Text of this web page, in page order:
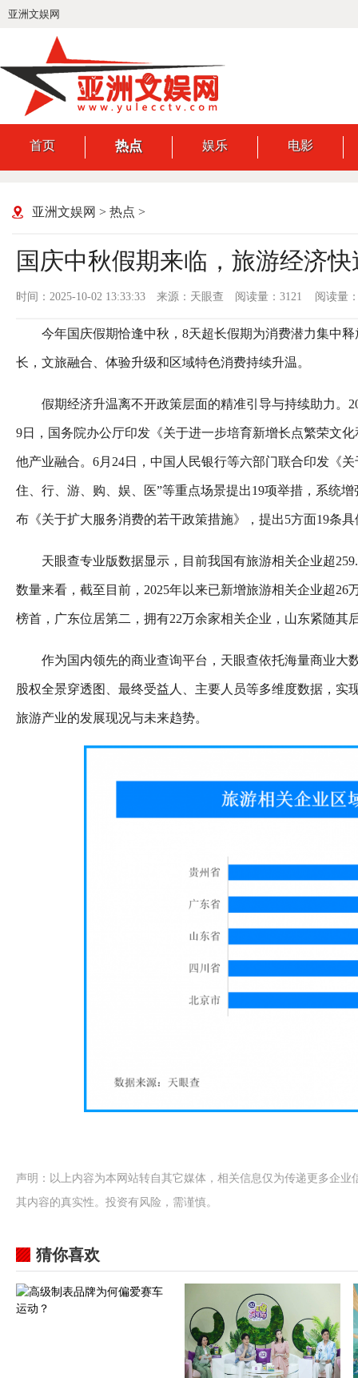
亚洲文娱网
首页 热点 娱乐 电影
亚洲文娱网 > 热点 >
国庆中秋假期来临，旅游经济
时间：2025-10-02 13:33:33 来源：天眼查 阅读量：3121 阅读量
今年国庆假期恰逢中秋，8天超长假期为消费潜力集中
长，文旅融合、体验升级和区域特色消费持续升温。
假期经济升温离不开政策层面的精准引导与持续助力。
9日，国务院办公厅印发《关于进一步培育新增长点繁荣文
他产业融合。6月24日，中国人民银行等六部门联合印发《
住、行、游、购、娱、医”等重点场景提出19项举措，系统
布《关于扩大服务消费的若干政策措施》，提出5方面19条
天眼查专业版数据显示，目前我国有旅游相关企业超
数量来看，截至目前，2025年以来已新增旅游相关企业超
榜首，广东位居第二，拥有22万余家相关企业，山东紧随其
作为国内领先的商业查询平台，天眼查依托海量商业大
股权全景穿透图、最终受益人、主要人员等多维度数据，
旅游产业的发展现况与未来趋势。
声明：以上内容为本网站转自其它媒体，相关信息仅为传递更多企
其内容的真实性。投资有风险，需谨慎。
猜你喜欢